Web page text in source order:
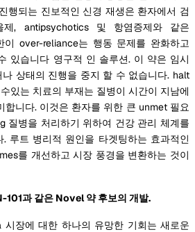
행되는 진보적인 신경 재생은 환자에서 검
제, antipsychotics 및 항염증제와 같은
over-reliance는 행동 문제를 완화하고
있습니다 영구적 인 솔루션. 이 약은 임시
상태의 진행을 중지 할 수 없습니다. halt
있는 치료의 부재는 질병이 시간이 지남에
합니다. 이것은 환자를 위한 큰 unmet 필요
질병을 처리하기 위하여 건강 관리 체계를
루트 병리적 원인을 타겟팅하는 효과적인
를 개선하고 시장 풍경을 변환하는 것이
101과 같은 Novel 약 후보의 개발.
시장에 대한 하나의 유망한 기회는 새로운